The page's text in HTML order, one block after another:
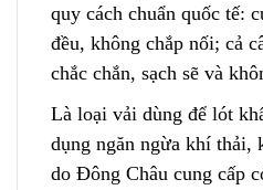
quy cách chuẩn quốc tế:
đều, không chắp nối; cả
chắc chắn, sạch sẽ và
Là loại vải dùng để lót
dụng ngăn ngừa khí thải,
do Đông Châu cung cấp